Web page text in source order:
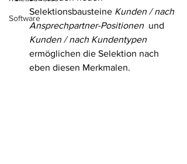
Software
Selektionsbausteine Kunden / nach
Ansprechpartner-Positionen
  und
Kunden / nach Kundentypen
ermöglichen die Selektion nach
eben diesen Merkmalen.